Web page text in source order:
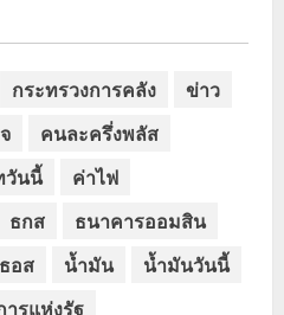
กระทรวงการคลัง
ข่าว
คนละครึ่งพลัส
วันนี้
ค่าไฟ
ธกส
ธนาคารออมสิน
ธอส น้ำมัน
น้ำมันวันนี้
รแห่งรัฐ